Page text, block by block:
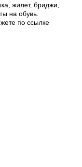
жилет, бриджи,
на обувь.
по ссылке